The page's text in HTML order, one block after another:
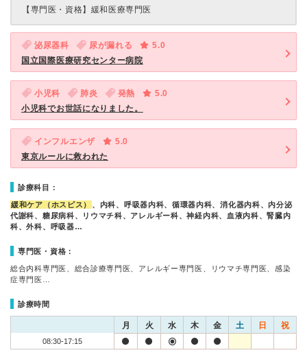
【専門医・資格】 緩和医療専門医
泌尿器科 尿が漏れる
5.0
国立国際医療研究センター病院
小児科 肺炎 発熱
5.0
小児科でお世話になりました。
インフルエンザ
5.0
東京ルールに救われた
診療科目：
緩和ケア（ホスピス）
、内科、呼吸器内科、循環器内科、消化器内科、内分泌
代謝科、糖尿病科、リウマチ科、アレルギー科、神経内科、血液内科、腎臓内
科、外科、呼吸器…
専門医・資格：
総合内科専門医、総合診療専門医、アレルギー専門医、リウマチ専門医、感染
症専門医…
診療時間
月 火 水 木 金 土 日 祝
08:30-17:15